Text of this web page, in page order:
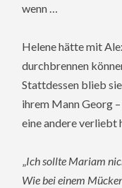
wenn …
Helene hätte mit
durchbrennen
Stattdessen blieb
ihrem Mann Georg
eine andere verliebt
„Ich sollte Mariam
Wie bei einem